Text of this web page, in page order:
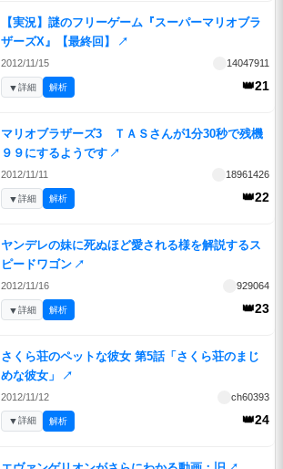
【実況】謎のフリーゲーム『スーパーマリオブラ
ザーズX』【最終回】
↗
2012/11/15 14047911
👑21
▼詳細 解析
マリオブラザーズ3 ＴＡＳさんが1分30秒で残機
９９にするようです ↗
2012/11/11 18961426
👑22
▼詳細 解析
ヤンデレの妹に死ぬほど愛される様を解説するス
ピードワゴン ↗
2012/11/16 929064
👑23
▼詳細 解析
さくら荘のペットな彼女 第5話「さくら荘のまじ
めな彼女」
↗
2012/11/12 ch60393
👑24
▼詳細 解析